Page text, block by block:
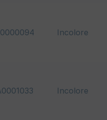
Incolore
Incolore